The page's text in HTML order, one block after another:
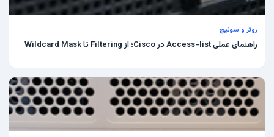
روتر و سوئیچ
راهنمای عملی Access-list در Cisco؛ از Filtering تا Wildcard Mask